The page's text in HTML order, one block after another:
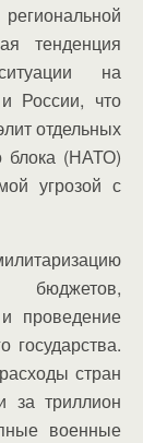
тенденция
на
России, что
отдельных
блока (НАТО)
угрозой с
бюджетов,
проведение
государства.
стран
за триллион
военные